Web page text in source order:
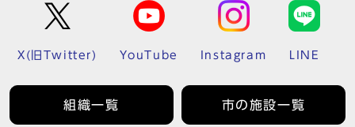
X(旧Twitter) YouTube Instagram LINE
組織一覧 市の施設一覧